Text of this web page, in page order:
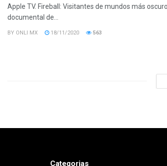
Apple TV. Fireball: Visitantes de mundos más
documental de...
BY ONLI MX 18/11/2020 563
Categorias